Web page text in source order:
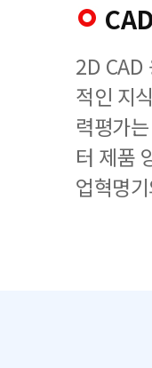
2D CAD
적인 지
력평가
터 제품
업혁명